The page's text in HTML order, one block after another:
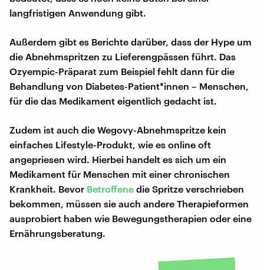
langfristigen Anwendung gibt.
Außerdem gibt es Berichte darüber, dass der Hype um
die Abnehmspritzen zu Lieferengpässen führt. Das
Ozyempic-Präparat zum Beispiel fehlt dann für die
Behandlung von Diabetes-Patient*innen – Menschen,
für die das Medikament eigentlich gedacht ist.
Zudem ist auch die Wegovy-Abnehmspritze kein
einfaches Lifestyle-Produkt, wie es online oft
angepriesen wird. Hierbei handelt es sich um ein
Medikament für Menschen mit einer chronischen
Krankheit. Bevor Betroffene die Spritze verschrieben
bekommen, müssen sie auch andere Therapieformen
ausprobiert haben wie Bewegungstherapien oder eine
Ernährungsberatung.